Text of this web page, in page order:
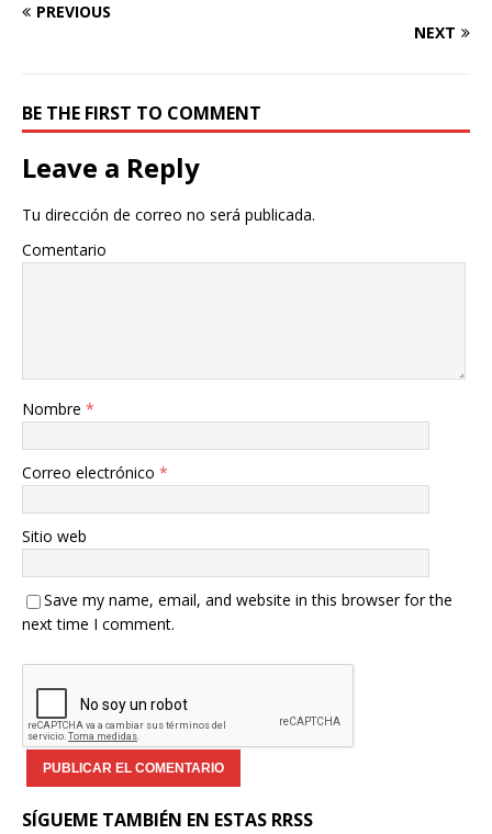
PREVIOUS
NEXT
BE THE FIRST TO COMMENT
Leave a Reply
Tu dirección de correo no será publicada.
Comentario
Nombre *
Correo electrónico *
Sitio web
Save my name, email, and website in this browser for the
next time I comment.
SÍGUEME TAMBIÉN EN ESTAS RRSS